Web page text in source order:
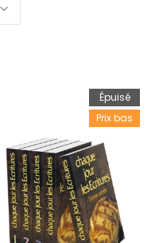
Épuisé
Prix bas